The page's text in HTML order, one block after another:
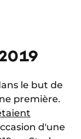
le but de
première.
d'une